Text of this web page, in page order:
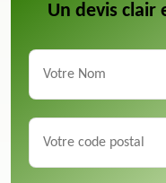
Un devis clair